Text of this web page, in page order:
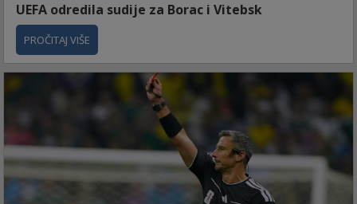
UEFA odredila sudije za Borac i Vitebsk
PROČITAJ VIŠE